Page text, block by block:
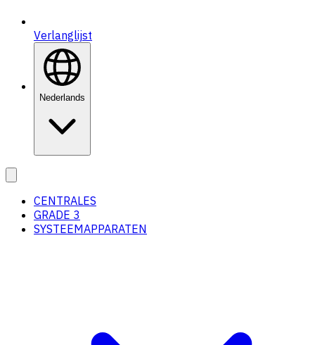
Verlanglijst
Nederlands
CENTRALES
GRADE 3
SYSTEEMAPPARATEN